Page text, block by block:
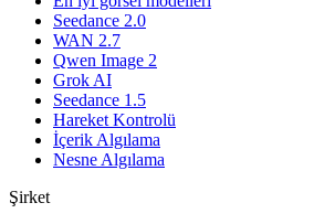
Seedance 2.0
WAN 2.7
Qwen Image 2
Grok AI
Seedance 1.5
Hareket Kontrolü
İçerik Algılama
Nesne Algılama
Şirket